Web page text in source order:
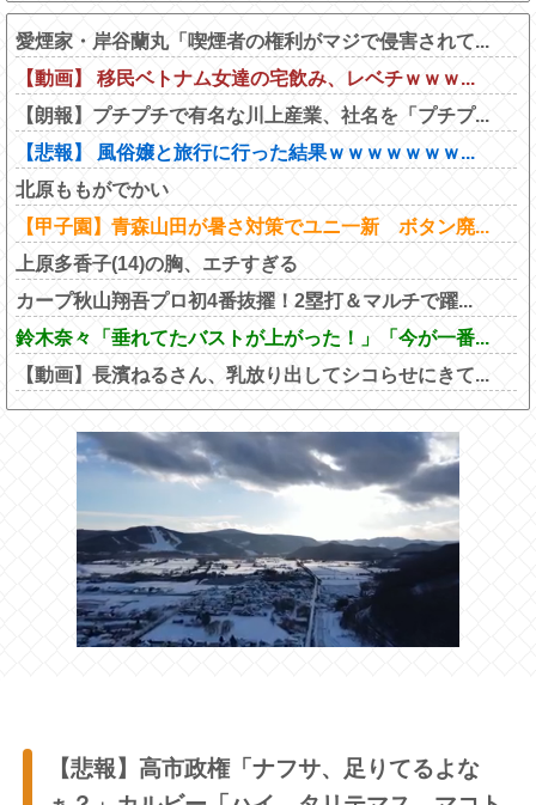
愛煙家・岸谷蘭丸「喫煙者の権利がマジで侵害されて...
【動画】 移民ベトナム女達の宅飲み、レベチｗｗｗ...
【朗報】プチプチで有名な川上産業、社名を「プチプ...
【悲報】 風俗嬢と旅行に行った結果ｗｗｗｗｗｗｗ...
北原ももがでかい
【甲子園】青森山田が暑さ対策でユニ一新 ボタン廃...
上原多香子(14)の胸、エチすぎる
カープ秋山翔吾プロ初4番抜擢！2塁打＆マルチで躍...
鈴木奈々「垂れてたバストが上がった！」「今が一番...
【動画】長濱ねるさん、乳放り出してシコらせにきて...
【悲報】高市政権「ナフサ、足りてるよな